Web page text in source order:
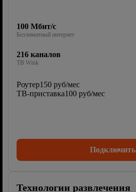
100 Мбит/с
Безлимитный интернет
216 каналов
ТВ Wink
Роутер150 руб/мес
ТВ-приставка100 руб/мес
Подключить
Технологии развлечения